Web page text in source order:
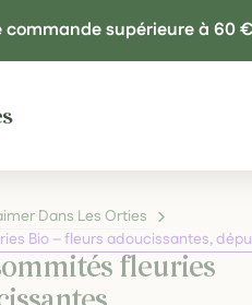
supérieure à 60 €
Dans Les Orties
Bio – fleurs adoucissantes,
fleuries